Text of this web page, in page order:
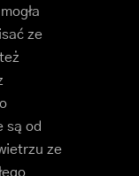
ze
są od
ze